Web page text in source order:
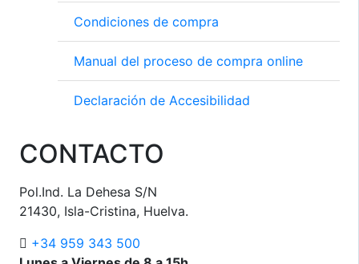
Condiciones de compra
Manual del proceso de compra online
Declaración de Accesibilidad
CONTACTO
Pol.Ind. La Dehesa S/N
21430, Isla-Cristina, Huelva.
+34 959 343 500